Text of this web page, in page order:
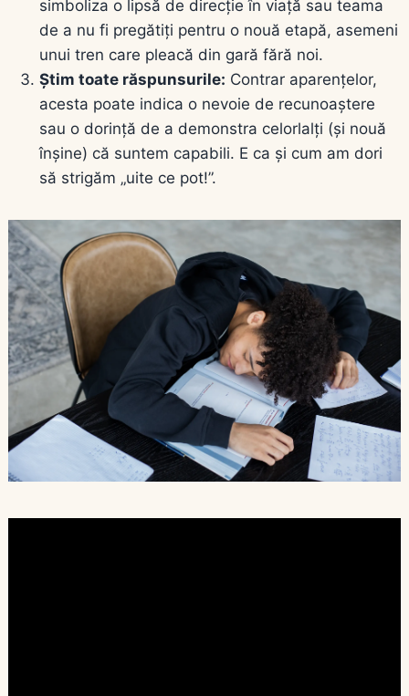
simboliza o lipsă de direcție în viață sau teama
de a nu fi pregătiți pentru o nouă etapă, asemeni
unui tren care pleacă din gară fără noi.
Știm toate răspunsurile: Contrar aparențelor,
acesta poate indica o nevoie de recunoaștere
sau o dorință de a demonstra celorlalți (și nouă
înșine) că suntem capabili. E ca și cum am dori
să strigăm „uite ce pot!”.